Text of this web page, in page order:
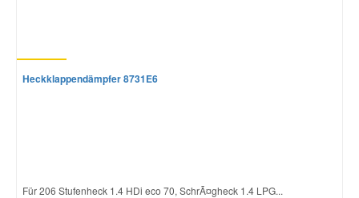
Heckklappendämpfer 8731E6
Für 206 Stufenheck 1.4 HDi eco 70, SchrÃ¤gheck 1.4 LPG...